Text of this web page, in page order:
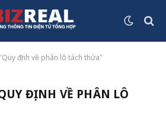
định về phân lô tách thửa"
ĐỊNH VỀ PHÂN LÔ